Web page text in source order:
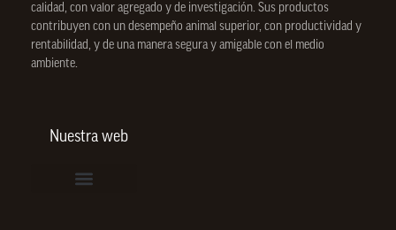
calidad, con valor agregado y de investigación. Sus productos
contribuyen con un desempeño animal superior, con productividad y
rentabilidad, y de una manera segura y amigable con el medio
ambiente.
Nuestra web